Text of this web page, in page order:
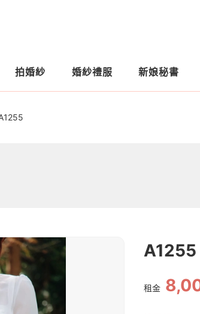
拍婚紗 婚紗禮服 新娘秘書
A1255
租金